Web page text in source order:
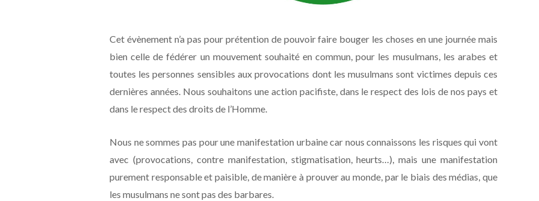
Cet évènement n’a pas pour prétention de pouvoir faire bouger les choses en une journée mais
bien celle de fédérer un mouvement souhaité en commun, pour les musulmans, les arabes et
toutes les personnes sensibles aux provocations dont les musulmans sont victimes depuis ces
dernières années. Nous souhaitons une action pacifiste, dans le respect des lois de nos pays et
dans le respect des droits de l’Homme.
Nous ne sommes pas pour une manifestation urbaine car nous connaissons les risques qui vont
avec (provocations, contre manifestation, stigmatisation, heurts…), mais une manifestation
purement responsable et paisible, de manière à prouver au monde, par le biais des médias, que
les musulmans ne sont pas des barbares.